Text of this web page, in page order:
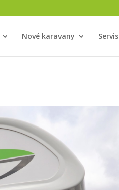
Nové karavany Servis